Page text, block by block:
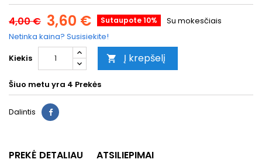
4,00 € 3,60 € Sutaupote 10%
Su mokesčiais
Netinka kaina? Susisiekite!
Kiekis
 Į krepšelį
Šiuo metu yra 4 Prekės
Dalintis
PREKĖ DETALIAU ATSILIEPIMAI